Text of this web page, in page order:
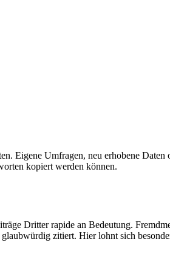
Eigene Umfragen, neu erhobene
kopiert werden können.
Dritter rapide an Bedeutung.
zitiert. Hier lohnt sich